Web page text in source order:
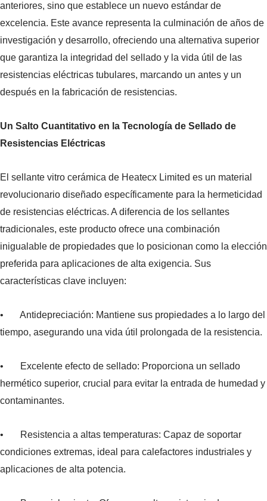
anteriores, sino que establece un nuevo estándar de
excelencia. Este avance representa la culminación de años de
investigación y desarrollo, ofreciendo una alternativa superior
que garantiza la integridad del sellado y la vida útil de las
resistencias eléctricas tubulares, marcando un antes y un
después en la fabricación de resistencias.
Un Salto Cuantitativo en la Tecnología de Sellado de
Resistencias Eléctricas
El sellante vitro cerámica de Heatecx Limited es un material
revolucionario diseñado específicamente para la hermeticidad
de resistencias eléctricas. A diferencia de los sellantes
tradicionales, este producto ofrece una combinación
inigualable de propiedades que lo posicionan como la elección
preferida para aplicaciones de alta exigencia. Sus
características clave incluyen:
• Antidepreciación: Mantiene sus propiedades a lo largo del
tiempo, asegurando una vida útil prolongada de la resistencia.
• Excelente efecto de sellado: Proporciona un sellado
hermético superior, crucial para evitar la entrada de humedad y
contaminantes.
• Resistencia a altas temperaturas: Capaz de soportar
condiciones extremas, ideal para calefactores industriales y
aplicaciones de alta potencia.